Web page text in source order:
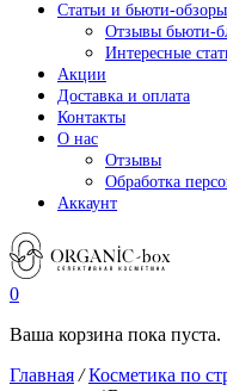
Статьи и бьюти-обзоры
Отзывы бьюти-
Интересные
Акции
Доставка и оплата
Контакты
О нас
Отзывы
Обработка
Аккаунт
0
Ваша корзина пока пуста.
Главная /Косметика по